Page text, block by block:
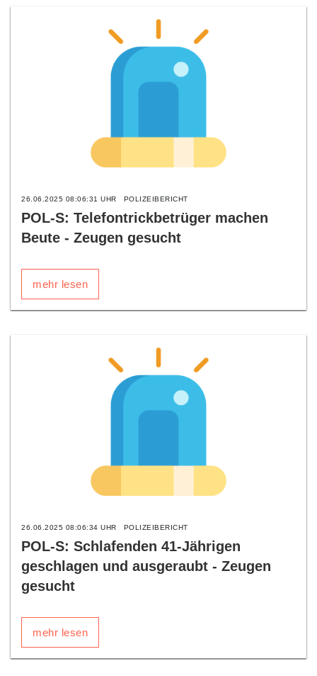
26.06.2025 08:06:31 UHR POLIZEIBERICHT
POL-S: Telefontrickbetrüger machen
Beute - Zeugen gesucht
mehr lesen
26.06.2025 08:06:34 UHR POLIZEIBERICHT
POL-S: Schlafenden 41-Jährigen
geschlagen und ausgeraubt - Zeugen
gesucht
mehr lesen